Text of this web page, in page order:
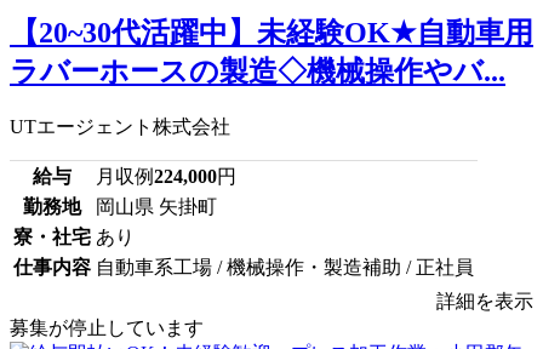
【20~30代活躍中】未経験OK★自動車用
ラバーホースの製造◇機械操作やバ...
UTエージェント株式会社
給与 月収例224,000円
勤務地
岡山県 矢掛町
寮・社宅 あり
仕事内容 自動車系工場 / 機械操作・製造補助 / 正社員
詳細を表示
募集が停止しています